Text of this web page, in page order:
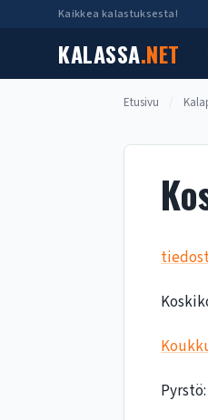
Kaikkea kalastuksesta!
KALASSA.NET
Etusivu